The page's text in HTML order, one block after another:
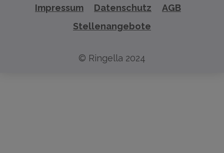
Impressum Datenschutz
AGB
Stellenangebote
© Ringella 2024